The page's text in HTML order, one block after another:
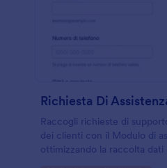
Richiesta Di
Raccogli richieste di
dei clienti con il Modulo di
ottimizzando la raccolta dati